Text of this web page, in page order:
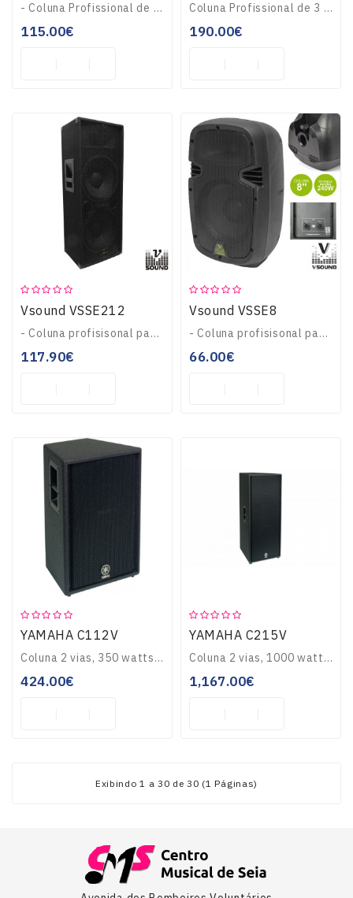
- Coluna Profissional de 2 Vias- Potência Máxima: 300Wrms (600Wmáx)- Woofer: 12" (31cm)- Tweeter DOME- Sensibilidade: 94dB (+/-2dB)..
115.00€
Coluna Profissional de 3 ViasPotência Máxima: 2x350Wrms (1400Wmáx Pico)Woofer: 2 x 15" (38cm), Íman: 50 oz (VSW15)Tweeter DOME, Impedância: 8 Ohm (VST03)Sensibi..
190.00€
Vsound VSSE212
- Coluna profisisonal passiva 2 vias 2x12"- Potência RMS: 2x 175Wrms (700Wmáx)- Altifalantes: 2x12" (31cm) e Tweeter 1"- Em madeira c/ alcatifa, cantos metálico..
117.90€
Vsound VSSE8
- Coluna profisisonal passiva 2 vias 8"- Potência RMS: 120Wrms (240Wmáx)- Woofer: 8" / 20cm, sensibilidade: 110dB- Tweeter DOME (VST05), 2 Speakon fêmea- Frequê..
66.00€
YAMAHA C112V
Coluna 2 vias, 350 watts PRG, 12 + 2 Ti..
424.00€
YAMAHA C215V
Coluna 2 vias, 1000 watts PRG, 2 x 15 + 2 Ti..
1,167.00€
Exibindo 1 a 30 de 30 (1 Páginas)